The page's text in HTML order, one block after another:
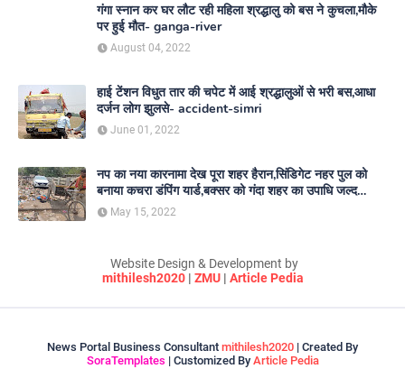
गंगा स्नान कर घर लौट रही महिला श्रद्धालु को बस ने कुचला,मौके
पर हुई मौत- ganga-river
August 04, 2022
हाई टेंशन विधुत तार की चपेट में आई श्रद्धालुओं से भरी बस,आधा
दर्जन लोग झुलसे- accident-simri
June 01, 2022
नप का नया कारनामा देख पूरा शहर हैरान,सिंडिगेट नहर पुल को
बनाया कचरा डंपिंग यार्ड,बक्सर को गंदा शहर का उपाधि जल्द
दिलाएगा नगर परिषद- nagar-parishad
May 15, 2022
Website Design & Development by
mithilesh2020| ZMU| Article Pedia
News Portal Business Consultant mithilesh2020 | Created By
SoraTemplates | Customized By Article Pedia